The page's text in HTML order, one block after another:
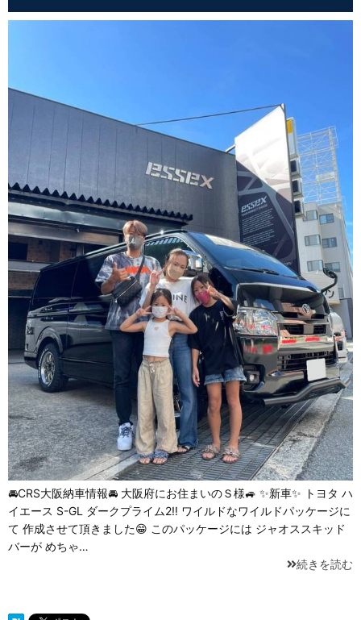
🚘CRS大阪納車情報🚘 大阪府にお住まいのＳ様🚙 ✨新車✨ トヨタ ハ
イエース S-GL ダークプライム2‼️ ワイルドなワイルドパッケージに
て 作成させて頂きました😁 このパッケージには ジャオススキッド
バーが めちゃ…
続きを読む